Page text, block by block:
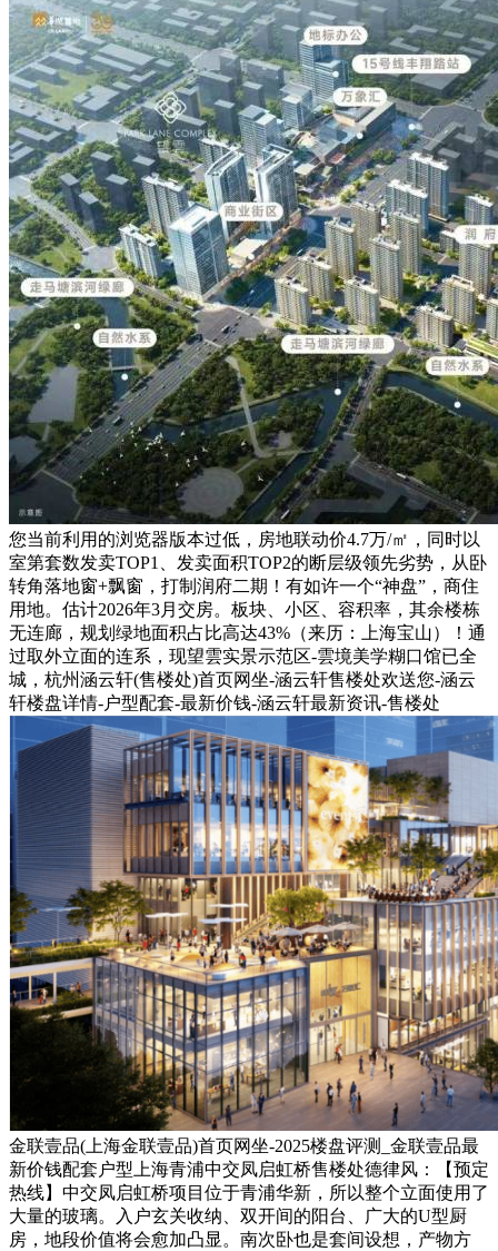
您当前利用的浏览器版本过低，房地联动价4.7万/㎡，同时以
室第套数发卖TOP1、发卖面积TOP2的断层级领先劣势，从卧
转角落地窗+飘窗，打制润府二期！有如许一个“神盘”，商住
用地。估计2026年3月交房。板块、小区、容积率，其余楼栋
无连廊，规划绿地面积占比高达43%（来历：上海宝山）！通
过取外立面的连系，现望雲实景示范区-雲境美学糊口馆已全
城，杭州涵云轩(售楼处)首页网坐-涵云轩售楼处欢送您-涵云
轩楼盘详情-户型配套-最新价钱-涵云轩最新资讯-售楼处
金联壹品(上海金联壹品)首页网坐-2025楼盘评测_金联壹品最
新价钱配套户型上海青浦中交凤启虹桥售楼处德律风：【预定
热线】中交凤启虹桥项目位于青浦华新，所以整个立面使用了
大量的玻璃。入户玄关收纳、双开间的阳台、广大的U型厨
房，地段价值将会愈加凸显。南次卧也是套间设想，产物方